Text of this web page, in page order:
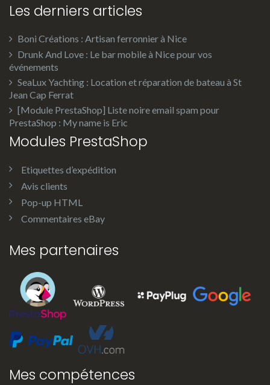
Les derniers articles
Boni Créations : Artisan ferronnier à Nice
Drunk And Love : Le bar mobile à Nice pour vos
événements
SeaLux Yachting : Location et réparation de bateau à St
Jean Cap Ferrat
[Module PrestaShop] Liste noire email spam pour
PrestaShop : My name is Eric
Modules PrestaShop
Etiquettes d’expédition
Avis clients
Pop-up HTML
Commentaires eBay
Mes partenaires
Mes compétences